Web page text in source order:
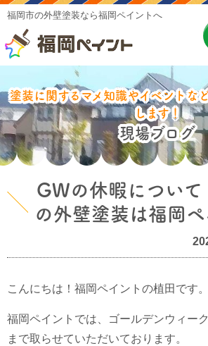
福岡市の外壁塗装なら福岡ペイントへ
塗装に関するマメ知識やイベントな
します！
現場ブログ
GWの休暇について
の外壁塗装は福岡ペ
こんにちは！福岡ペイントの植田です。
福岡ペイントでは、ゴールデンウィー
まで取らせていただいております。